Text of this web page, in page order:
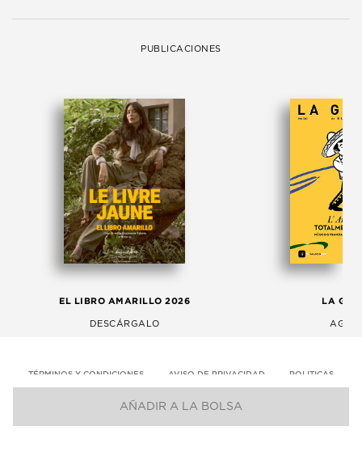
AÑADIR A LA BOLSA
PUBLICACIONES
EL LIBRO AMARILLO 2026
DESCÁRGALO
LA
TÉRMINOS Y CONDICIONES AVISO DE PRIVACIDAD POLITICAS